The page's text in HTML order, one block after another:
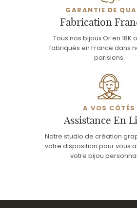
GARANTIE DE
Fabrication
Tous nos bijoux Or en 18K
fabriqués en France dans
parisiens.
A VOS CÔTÉS
Assistance En
Notre studio de création
votre disposition pour vous
votre bijou